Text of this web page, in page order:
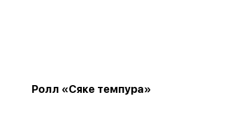
Ролл «Сяке темпура»